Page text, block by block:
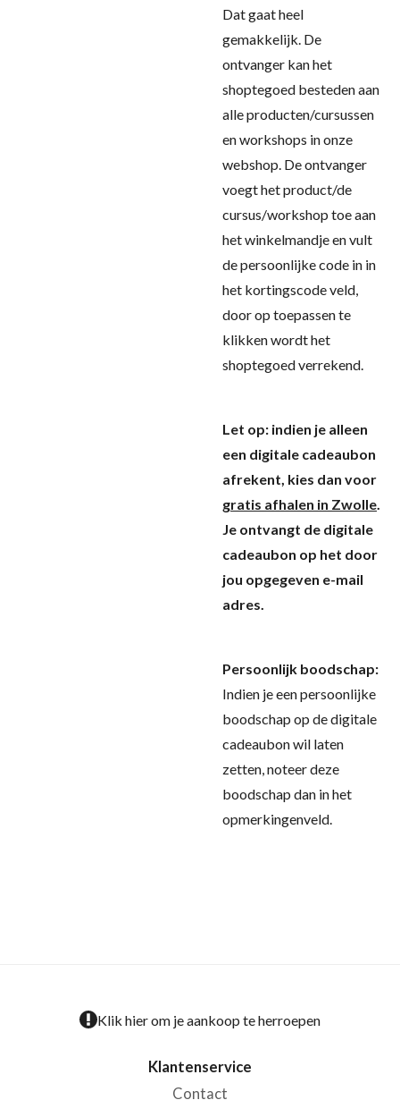
Dat gaat heel
gemakkelijk. De
ontvanger kan het
shoptegoed besteden aan
alle producten/cursussen
en workshops in onze
webshop. De ontvanger
voegt het product/de
cursus/workshop toe aan
het winkelmandje en vult
de persoonlijke code in in
het kortingscode veld,
door op toepassen te
klikken wordt het
shoptegoed verrekend.
Let op: indien je alleen
een digitale cadeaubon
afrekent, kies dan voor
gratis afhalen in Zwolle.
Je ontvangt de digitale
cadeaubon op het door
jou opgegeven e-mail
adres.
Persoonlijk boodschap:
Indien je een persoonlijke
boodschap op de digitale
cadeaubon wil laten
zetten, noteer deze
boodschap dan in het
opmerkingenveld.
Klik hier om je aankoop te herroepen
Klantenservice
Contact